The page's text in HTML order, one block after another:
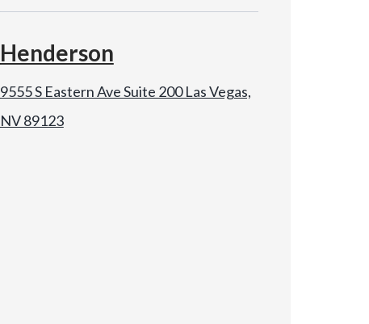
Henderson
9555 S Eastern Ave Suite 200 Las Vegas,
NV 89123